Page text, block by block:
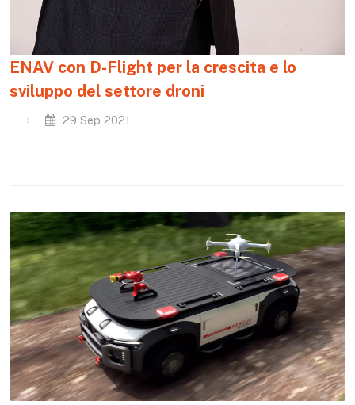
ENAV con D-Flight per la crescita e lo
sviluppo del settore droni
29 Sep 2021